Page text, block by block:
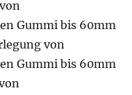
Gummi bis 60mm
von
Gummi bis 60mm